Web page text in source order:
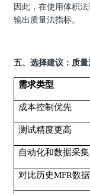
因此，在使用体积
输出质量法指标。
五、选择建议：质
需求类型
成本控制优先
测试精度更高
自动化和数据采
对比历史MFR数据